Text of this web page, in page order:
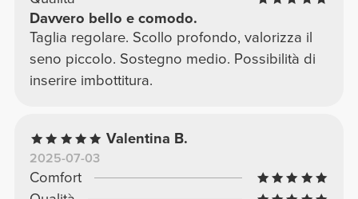
Davvero bello e comodo.
Taglia regolare. Scollo profondo, valorizza il
seno piccolo. Sostegno medio. Possibilità di
inserire imbottitura.
Valentina B.
2025-07-03
Comfort